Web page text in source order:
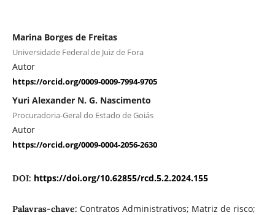
Marina Borges de Freitas
Universidade Federal de Juiz de Fora
Autor
https://orcid.org/0009-0009-7994-9705
Yuri Alexander N. G. Nascimento
Procuradoria-Geral do Estado de Goiás
Autor
https://orcid.org/0009-0004-2056-2630
DOI: https://doi.org/10.62855/rcd.5.2.2024.155
Palavras-chave: Contratos Administrativos; Matriz de risco;